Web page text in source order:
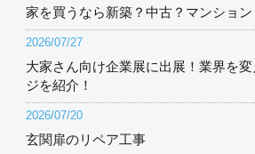
家を買うなら新築？中古？マンション
2026/07/27
大家さん向け企業展に出展！業界を
ジを紹介！
2026/07/20
玄関扉のリペア工事